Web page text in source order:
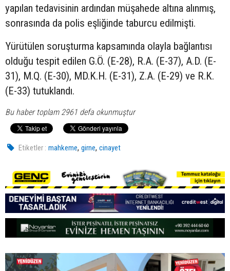
yapılan tedavisinin ardından müşahede altına alınmış,
sonrasında da polis eşliğinde taburcu edilmişti.
Yürütülen soruşturma kapsamında olayla bağlantısı
olduğu tespit edilen G.Ö. (E-28), R.A. (E-37), A.D. (E-
31), M.Q. (E-30), MD.K.H. (E-31), Z.A. (E-29) ve R.K.
(E-33) tutuklandı.
Bu haber toplam 2961 defa okunmuştur
Etiketler : mahkeme,girne,cinayet